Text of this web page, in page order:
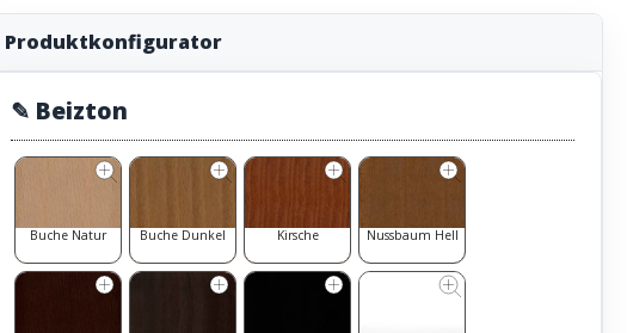
Produktkonfigurator
✎ Beizton
Buche Natur Buche Dunkel Kirsche Nussbaum Hell